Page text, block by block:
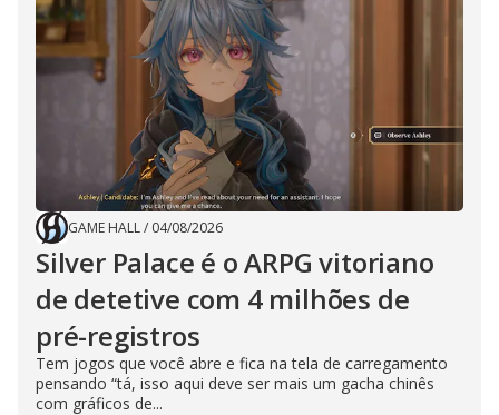
GAME HALL/ 04/08/2026
Silver Palace é o ARPG vitoriano
de detetive com 4 milhões de
pré-registros
Tem jogos que você abre e fica na tela de carregamento
pensando “tá, isso aqui deve ser mais um gacha chinês
com gráficos de...